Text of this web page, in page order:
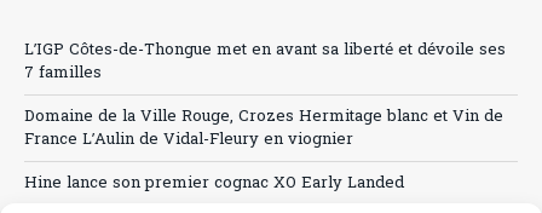
L’IGP Côtes-de-Thongue met en avant sa liberté et dévoile ses
7 familles
Domaine de la Ville Rouge, Crozes Hermitage blanc et Vin de
France L’Aulin de Vidal-Fleury en viognier
Hine lance son premier cognac XO Early Landed